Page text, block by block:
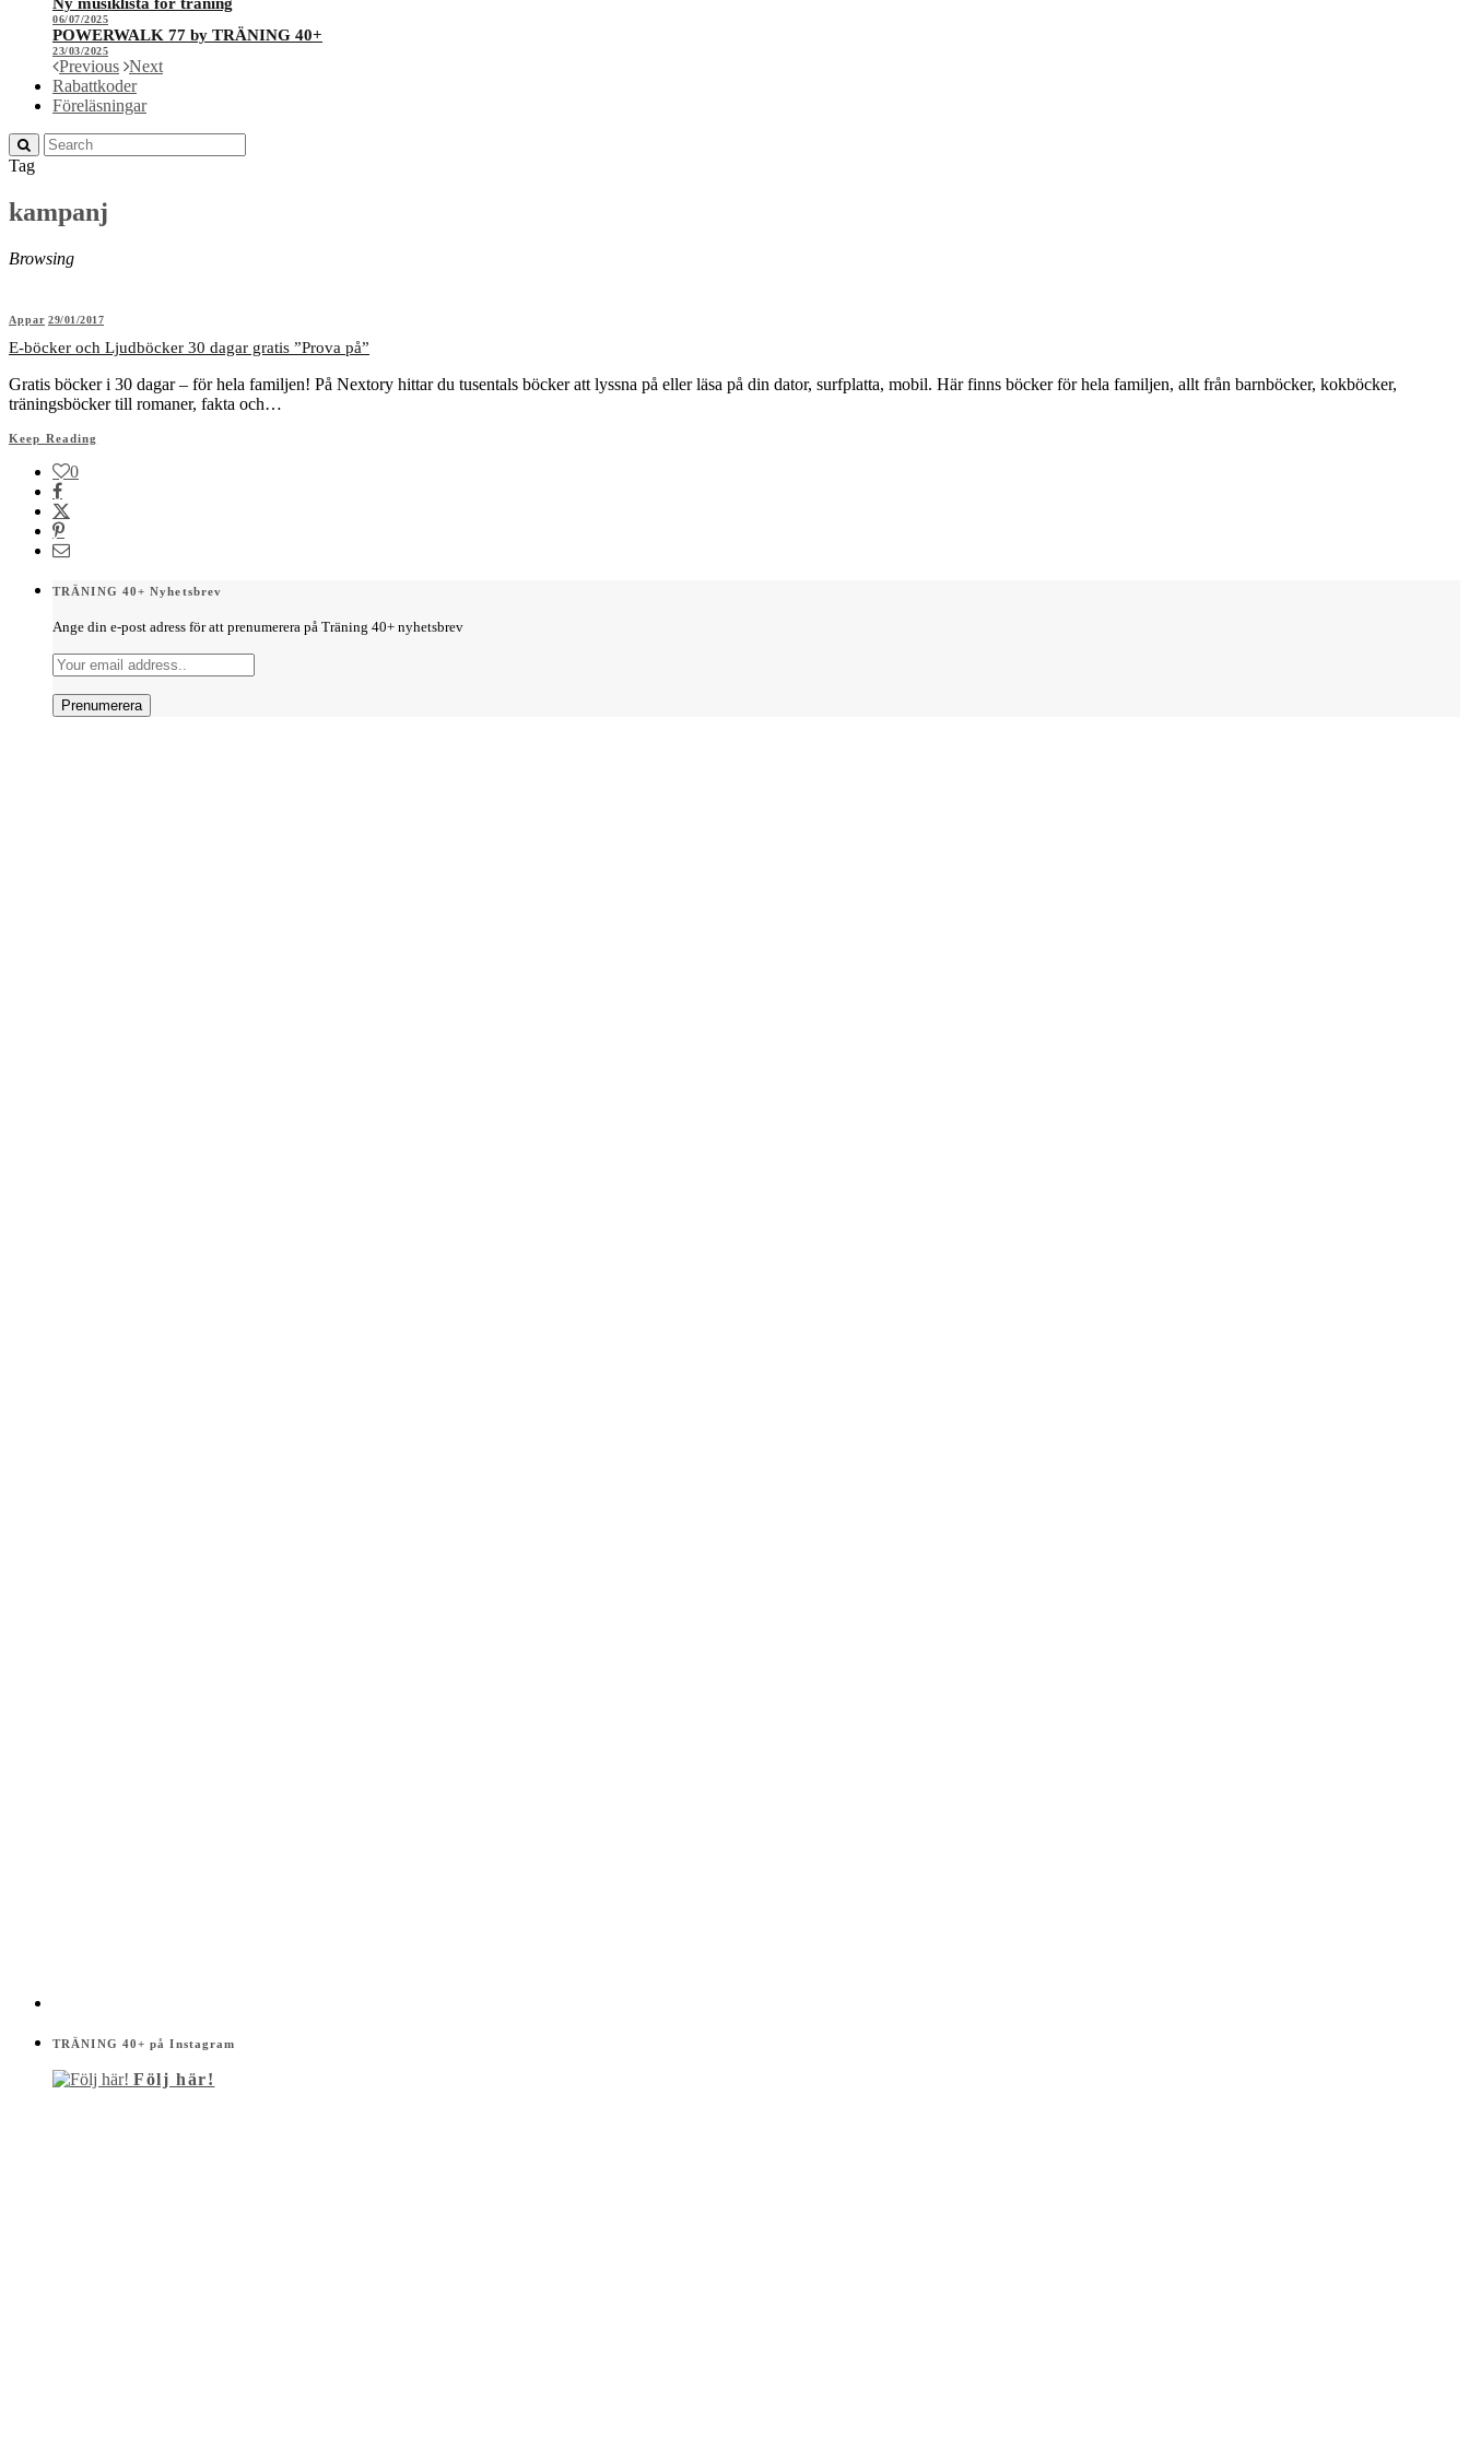
06/07/2025
POWERWALK 77 by TRÄNING 40+
23/03/2025
Previous Next
Rabattkoder
Föreläsningar
Tag
kampanj
Browsing
Appar 29/01/2017
E-böcker och Ljudböcker 30 dagar gratis ”Prova på”
Gratis böcker i 30 dagar – för hela familjen! På Nextory hittar du tusentals böcker att lyssna på eller läsa på din dator, surfplatta, mobil. Här finns böcker för hela familjen, allt från barnböcker, kokböcker,
träningsböcker till romaner, fakta och…
Keep Reading
0
TRÄNING 40+ Nyhetsbrev
Ange din e-post adress för att prenumerera på Träning 40+ nyhetsbrev
TRÄNING 40+ på Instagram
Följ här!